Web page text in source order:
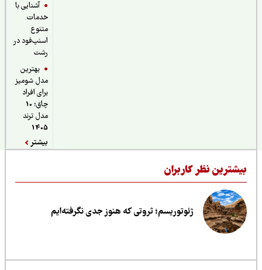
آشنایی با
خدمات
اسنپ‌فود در
بهترین
مدل شومیز
برای افراد
چاق؛ 10
مدل ترند
نظر کاربران
ژئوتوریسم؛ ثروتی که هنوز جدی نگرفته‌ایم